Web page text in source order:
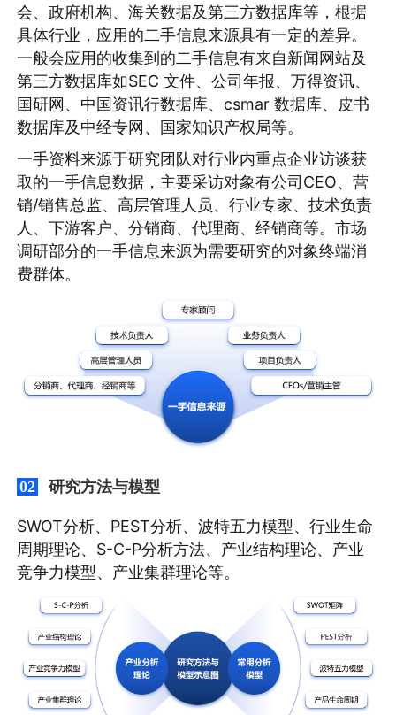
会、政府机构、海关数据及第三方数据库等，根据
具体行业，应用的二手信息来源具有一定的差异。
一般会应用的收集到的二手信息有来自新闻网站及
第三方数据库如SEC 文件、公司年报、万得资讯、
国研网、中国资讯行数据库、csmar 数据库、皮书
数据库及中经专网、国家知识产权局等。
一手资料来源于研究团队对行业内重点企业访谈获
取的一手信息数据，主要采访对象有公司CEO、营
销/销售总监、高层管理人员、行业专家、技术负责
人、下游客户、分销商、代理商、经销商等。市场
调研部分的一手信息来源为需要研究的对象终端消
费群体。
02 研究方法与模型
SWOT分析、PEST分析、波特五力模型、行业生命
周期理论、S-C-P分析方法、产业结构理论、产业
竞争力模型、产业集群理论等。